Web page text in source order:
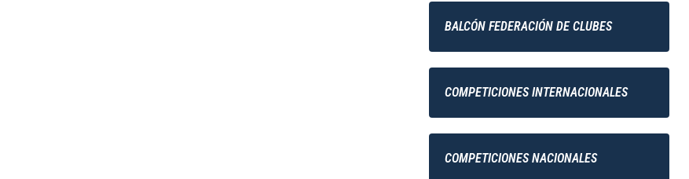
BALCÓN FEDERACIÓN DE CLUBES
COMPETICIONES INTERNACIONALES
COMPETICIONES NACIONALES